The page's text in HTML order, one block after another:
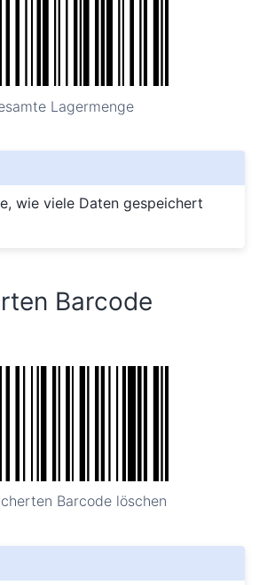
Lagermenge
wie viele Daten gespeichert
Barcode
Barcode löschen